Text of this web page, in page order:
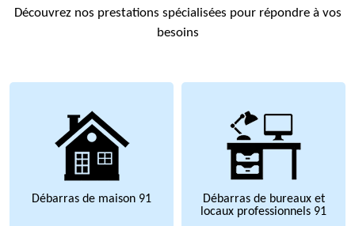
Découvrez nos prestations spécialisées pour répondre à vos
besoins
Débarras de maison 91
Débarras de bureaux et
locaux professionnels 91